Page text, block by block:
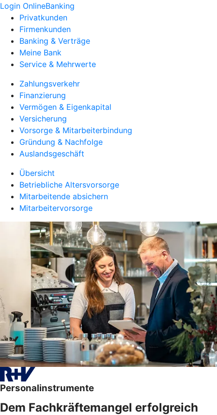
Login OnlineBanking
Privatkunden
Firmenkunden
Banking & Verträge
Meine Bank
Service & Mehrwerte
Zahlungsverkehr
Finanzierung
Vermögen & Eigenkapital
Versicherung
Vorsorge & Mitarbeiterbindung
Gründung & Nachfolge
Auslandsgeschäft
Übersicht
Betriebliche Altersvorsorge
Mitarbeitende absichern
Mitarbeitervorsorge
Personalinstrumente
Dem Fachkräftemangel erfolgreich